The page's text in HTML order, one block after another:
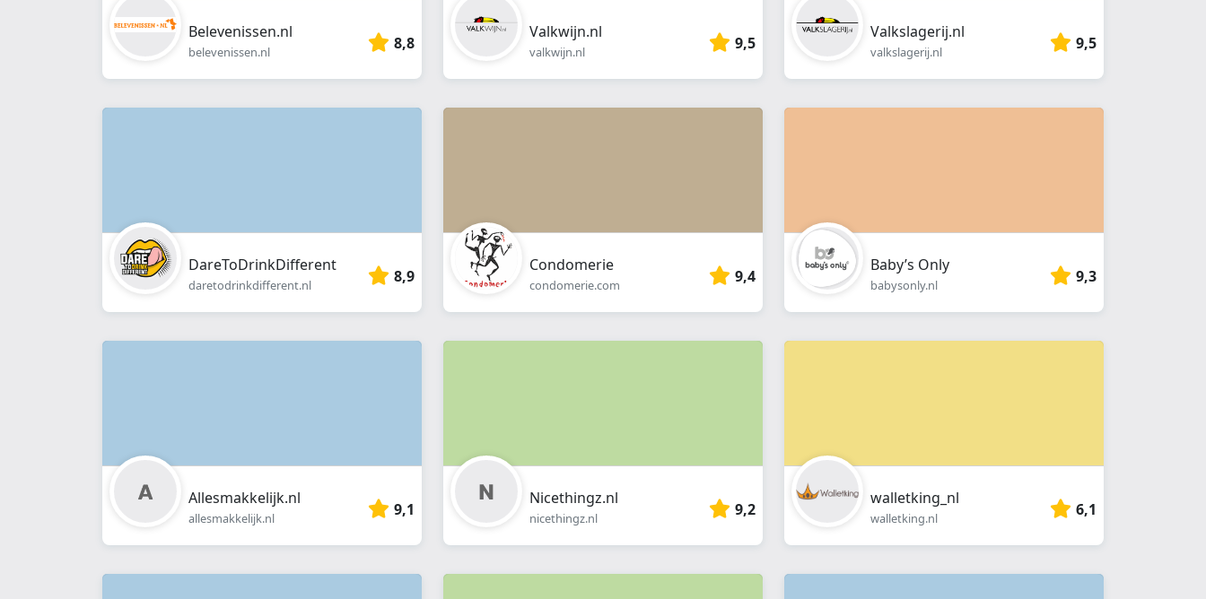
Belevenissen.nl
belevenissen.nl 8,8
Valkwijn.nl
valkwijn.nl 9,5
Valkslagerij.nl
valkslagerij.nl 9,5
DareToDrinkDifferent
daretodrinkdifferent.nl 8,9
Condomerie
condomerie.com 9,4
Baby’s Only
babysonly.nl 9,3
Allesmakkelijk.nl
allesmakkelijk.nl 9,1
Nicethingz.nl
nicethingz.nl 9,2
walletking_nl
walletking.nl 6,1